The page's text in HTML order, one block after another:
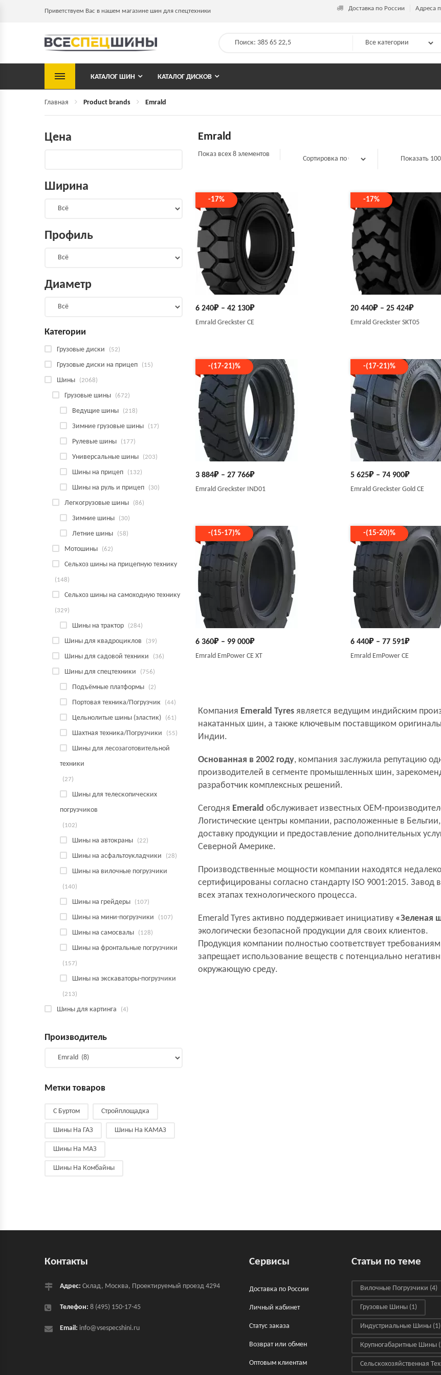
Приветствуем Вас в нашем магазине шин для спецтехники Доставка по России Адреса
КАТАЛОГ ШИН КАТАЛОГ ДИСКОВ
Главная Product brands Emrald
Emrald
Показ всех 8 элементов
-17%
6 240₽ – 42 130₽
Emrald Greckster СЕ
-17%
20 440₽ –25 424₽
Emrald Greckster SKT05
-(17-21)%
3 884₽ – 27 766₽
Emrald Greckster IND01
-(17-21)%
5 625₽ –74 900₽
Emrald Greckster Gold СЕ
-(15-17)%
6 360₽ – 99 000₽
Emrald EmPower СЕ XT
-(15-20)%
6 440₽ –77 591₽
Emrald EmPower СЕ
Компания Emerald Tyres является ведущим индийским
накатанных шин, а также ключевым поставщиком
Индии.
Основанная в 2002 году, компания заслужила репутацию
производителей в сегменте промышленных шин,
разработчик комплексных решений.
Сегодня Emerald обслуживает известных OEM-
Логистические центры компании, расположенные в
доставку продукции и предоставление дополнительных
Северной Америке.
Производственные мощности компании находятся
сертифицированы согласно стандарту ISO 9001:2015.
всех этапах технологического процесса.
Emerald Tyres активно поддерживает инициативу «Зеленая
экологически безопасной продукции для своих клиентов.
Продукция компании полностью соответствует
запрещает использование веществ с потенциально
окружающую среду.
Цена
Ширина
Профиль
Диаметр
Категории
Грузовые диски (52)
Грузовые диски на прицеп (15)
Шины (2068)
Грузовые шины (672)
Ведущие шины (218)
Зимние грузовые шины (17)
Рулевые шины (177)
Универсальные шины (203)
Шины на прицеп (132)
Шины на руль и прицеп (30)
Легкогрузовые шины (86)
Зимние шины (30)
Летние шины (58)
Мотошины (62)
Сельхоз шины на прицепную технику
(148)
Сельхоз шины на самоходную технику
(329)
Шины на трактор (284)
Шины для квадроциклов (39)
Шины для садовой техники (36)
Шины для спецтехники (756)
Подъёмные платформы (2)
Портовая техника/Погрузчик (44)
Цельнолитые шины (эластик) (61)
Шахтная техника/Погрузчики (55)
Шины для лесозаготовительной
техники
(27)
Шины для телескопических
погрузчиков
(102)
Шины на автокраны (22)
Шины на асфальтоукладчики (28)
Шины на вилочные погрузчики
(140)
Шины на грейдеры (107)
Шины на мини-погрузчики (107)
Шины на самосвалы (128)
Шины на фронтальные погрузчики
(157)
Шины на экскаваторы-погрузчики
(213)
Шины для картинга (4)
Производитель
Метки товаров
С Буртом Стройплощадка
Шины На ГАЗ Шины На КАМАЗ
Шины На МАЗ
Шины На Комбайны
Контакты
Адрес: Склад, Москва, Проектируемый проезд 4294
Телефон: 8 (495) 150-17-45
Email: info@vsespecshini.ru
Сервисы
Доставка по России
Личный кабинет
Статус заказа
Возврат или обмен
Оптовым клиентам
Статьи по теме
Вилочные Погрузчики (4)
Грузовые Шины (1)
Индустриальные Шины (1)
Крупногабаритные Шины
Сельскохозяйственная